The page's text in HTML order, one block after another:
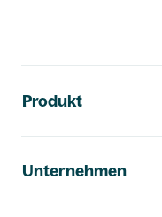
Produkt
Unternehmen